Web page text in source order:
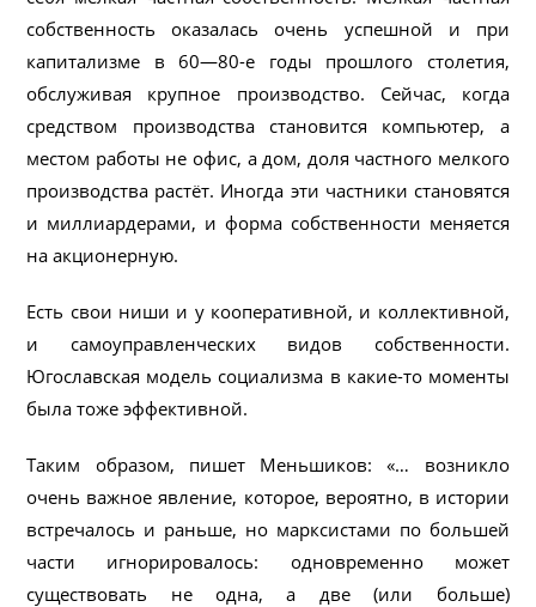
собственность оказалась очень успешной и при
капитализме в 60—80-е годы прошлого столетия,
обслуживая крупное производство. Сейчас, когда
средством производства становится компьютер, а
местом работы не офис, а дом, доля частного мелкого
производства растёт. Иногда эти частники становятся
и миллиардерами, и форма собственности меняется
на акционерную.
Есть свои ниши и у кооперативной, и коллективной,
и самоуправленческих видов собственности.
Югославская модель социализма в какие-то моменты
была тоже эффективной.
Таким образом, пишет Меньшиков: «… возникло
очень важное явление, которое, вероятно, в истории
встречалось и раньше, но марксистами по большей
части игнорировалось: одновременно может
существовать не одна, а две (или больше)